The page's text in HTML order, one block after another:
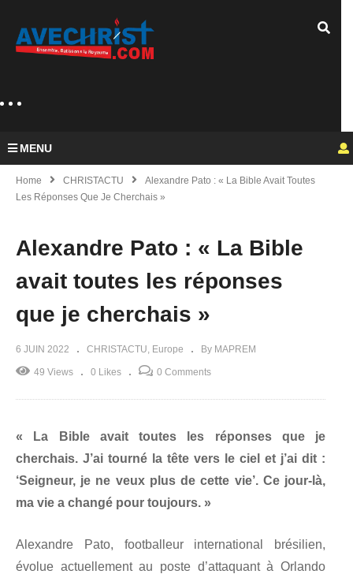
MENU
Home CHRISTACTU
Alexandre Pato : « La Bible Avait Toutes
Les Réponses Que Je Cherchais »
Alexandre Pato : « La Bible
avait toutes les réponses
que je cherchais »
6 JUIN 2022 CHRISTACTU Europe By MAPREM
49 Views 0 Likes 0 Comments
« La Bible avait toutes les réponses que je
cherchais. J’ai tourné la tête vers le ciel et j’ai dit :
‘Seigneur, je ne veux plus de cette vie’. Ce jour-là,
ma vie a changé pour toujours. »
Alexandre Pato, footballeur international brésilien,
évolue actuellement au poste d’attaquant à Orlando